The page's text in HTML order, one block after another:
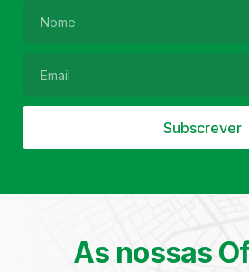
Subscrever
As nossas
Filtro de Partículas